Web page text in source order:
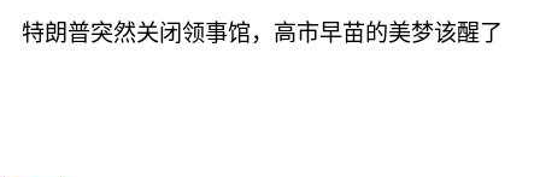
特朗普突然关闭领事馆，高市早苗的美梦该醒了